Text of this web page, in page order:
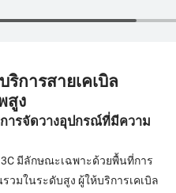
การสายเคเบิล
สูง
ารจัดวางอุปกรณ์ที่มีความ
มีลักษณะเฉพาะด้วยพื้นที่การ
มในระดับสูง ผู้ให้บริการเคเบิล